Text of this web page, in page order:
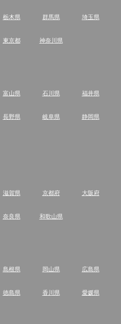
栃木県 群馬県 埼玉県
東京都 神奈川県
富山県 石川県 福井県
長野県 岐阜県 静岡県
滋賀県 京都府 大阪府
奈良県 和歌山県
島根県 岡山県 広島県
徳島県 香川県 愛媛県